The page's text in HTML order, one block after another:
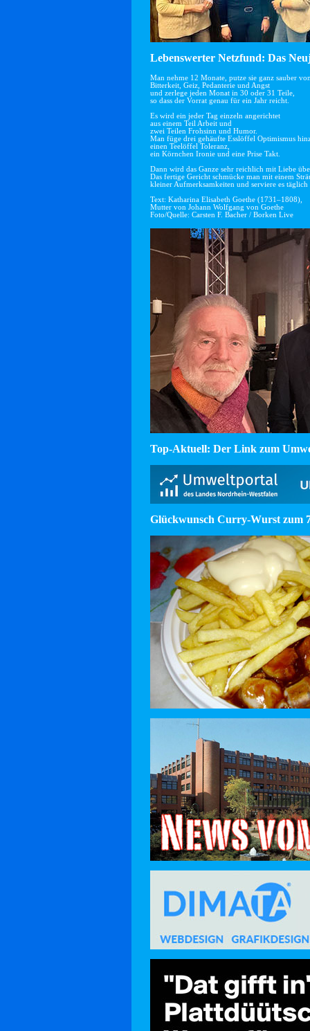
Lebenswerter Netzfund: Das
Man nehme 12 Monate, putze sie ganz sauber
Bitterkeit, Geiz, Pedanterie und Angst
und zerlege jeden Monat in 30 oder 31 Teile,
so dass der Vorrat genau für ein Jahr reicht.
Es wird ein jeder Tag einzeln angerichtet
aus einem Teil Arbeit und
zwei Teilen Frohsinn und Humor.
Man füge drei gehäufte Esslöffel Optimismus
einen Teelöffel Toleranz,
ein Körnchen Ironie und eine Prise Takt.
Dann wird das Ganze sehr reichlich mit Liebe
Das fertige Gericht schmücke man mit einem
kleiner Aufmerksamkeiten und serviere es
Text: Katharina Elisabeth Goethe (1731–1808),
Mutter von Johann Wolfgang von Goethe
Foto/Quelle: Carsten F. Bacher / Borken Live
Top-Aktuell: Der Link zum
Glückwunsch Curry-Wurst zum